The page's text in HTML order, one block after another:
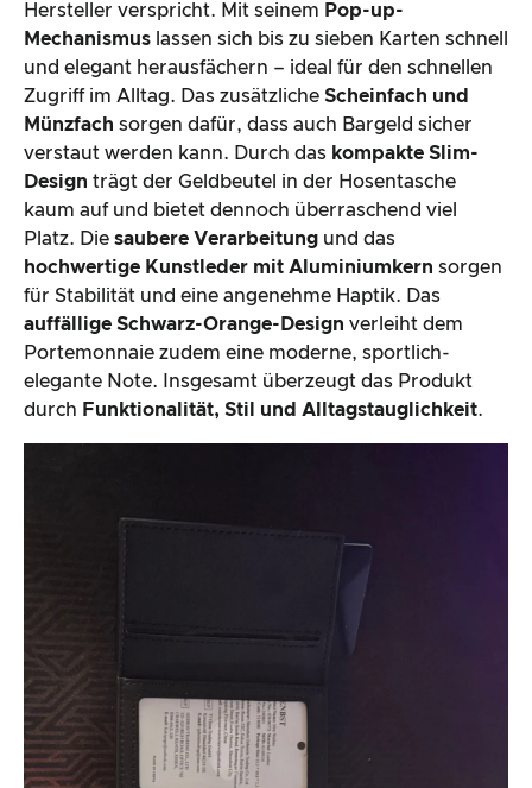
Hersteller verspricht. Mit seinem Pop-up-
Mechanismus lassen sich bis zu sieben Karten schnell
und elegant herausfächern – ideal für den schnellen
Zugriff im Alltag. Das zusätzliche Scheinfach und
Münzfach sorgen dafür, dass auch Bargeld sicher
verstaut werden kann. Durch das kompakte Slim-
Design trägt der Geldbeutel in der Hosentasche
kaum auf und bietet dennoch überraschend viel
Platz. Die saubere Verarbeitung und das
hochwertige Kunstleder mit Aluminiumkern sorgen
für Stabilität und eine angenehme Haptik. Das
auffällige Schwarz-Orange-Design verleiht dem
Portemonnaie zudem eine moderne, sportlich-
elegante Note. Insgesamt überzeugt das Produkt
durch Funktionalität, Stil und Alltagstauglichkeit.